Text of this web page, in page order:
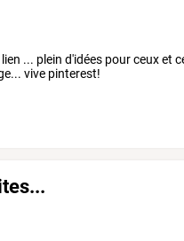
... plein d'idées pour ceux et
vive pinterest!